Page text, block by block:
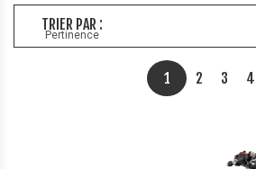
TRIER PAR :
1 2 3 4